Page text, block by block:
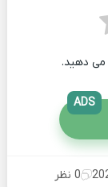
می دهید.
ADS
0 نظر